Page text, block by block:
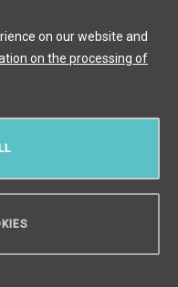
продажу,
116 m²
on our website and
on the processing of